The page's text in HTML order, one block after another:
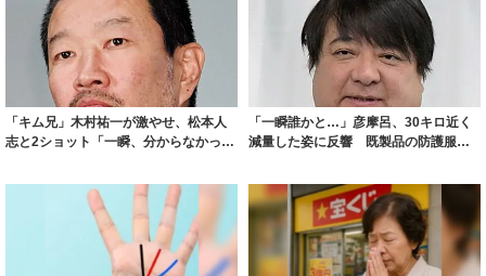
「キム兄」木村祐一が激やせ、松本人
志と2ショット「一瞬、分からなかった
「一瞬誰かと…」彦摩呂、30キロ近く
減量した姿に反響 既製品の防護服が